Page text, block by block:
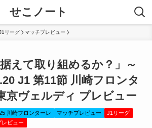
せこノート
リーグ マッチプレビュー
据えて取り組めるか？」～
J1 第11節 川崎フロンタ
京ヴェルディ プレビュー
川崎フロンターレ マッチプレビュー
J1リーグ
レビュー